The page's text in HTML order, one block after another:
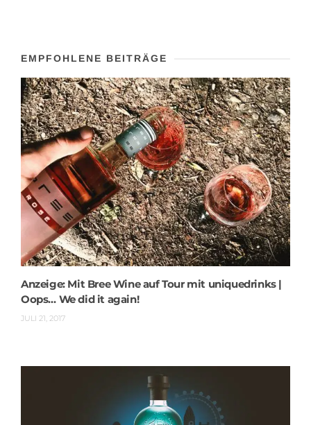
EMPFOHLENE BEITRÄGE
Anzeige: Mit Bree Wine auf Tour mit uniquedrinks |
Oops… We did it again!
JULI 21, 2017